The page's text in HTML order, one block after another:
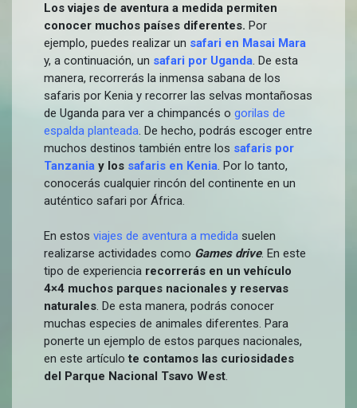
Los viajes de aventura a medida permiten
conocer muchos países diferentes. Por
ejemplo, puedes realizar un safari en Masai Mara
y, a continuación, un safari por Uganda. De esta
manera, recorrerás la inmensa sabana de los
safaris por Kenia y recorrer las selvas montañosas
de Uganda para ver a chimpancés o gorilas de
espalda planteada. De hecho, podrás escoger entre
muchos destinos también entre los safaris por
Tanzania y los safaris en Kenia. Por lo tanto,
conocerás cualquier rincón del continente en un
auténtico safari por África.
En estos viajes de aventura a medida suelen
realizarse actividades como Games drive. En este
tipo de experiencia recorrerás en un vehículo
4×4 muchos parques nacionales y reservas
naturales. De esta manera, podrás conocer
muchas especies de animales diferentes. Para
ponerte un ejemplo de estos parques nacionales,
en este artículote contamos las curiosidades
del Parque Nacional Tsavo West.